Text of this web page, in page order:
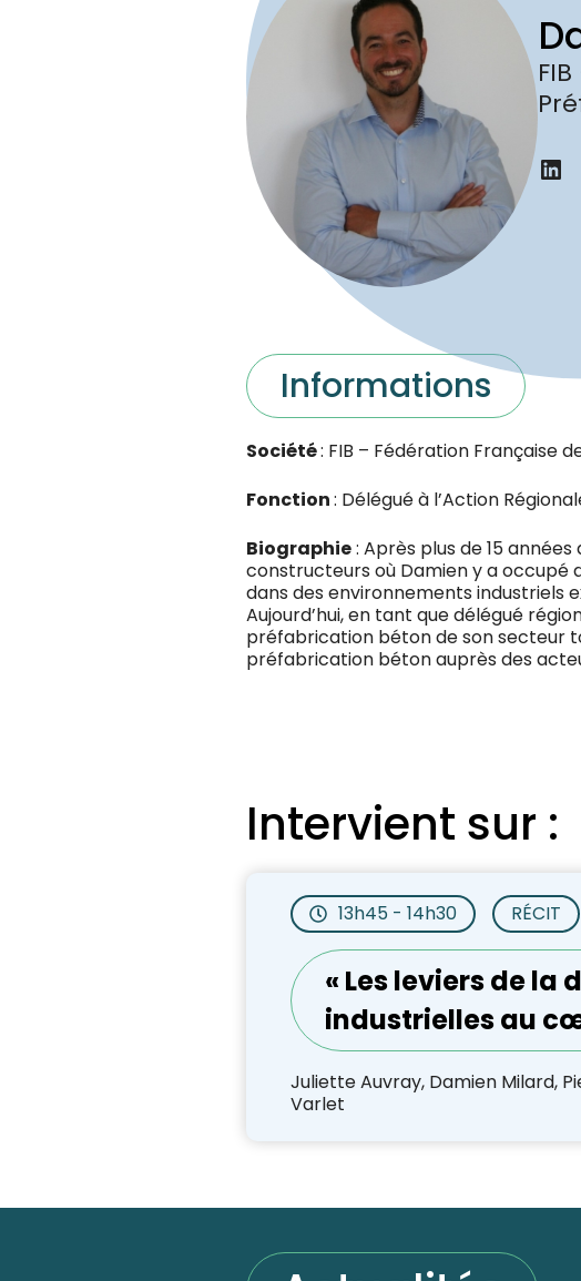
Informations
Société: FIB – Fédération Française
Fonction: Délégué à l’Action
Biographie: Après plus de 15
constructeurs où Damien y a occupé
dans des environnements industriels
Aujourd’hui, en tant que délégué
préfabrication béton de son secteur
préfabrication béton auprès des
Intervient sur :
13h45 - 14h30 RÉCIT
« Les leviers de
industrielles au
Juliette Auvray, Damien Milard,
Varlet